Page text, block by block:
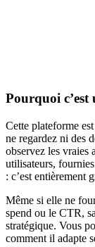
Pourquoi c’est
Cette plateforme
ne regardez ni des
observez les vraies
utilisateurs,
: c’est entièrement
Même si elle ne
spend ou le CTR,
stratégique. Vous
comment il adapte